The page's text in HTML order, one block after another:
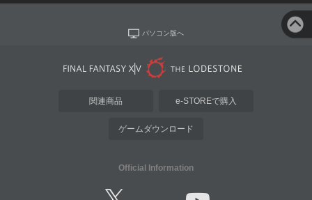
パソコン版へ
関連商品 e-STOREで購入
ゲームダウンロード
Official Information